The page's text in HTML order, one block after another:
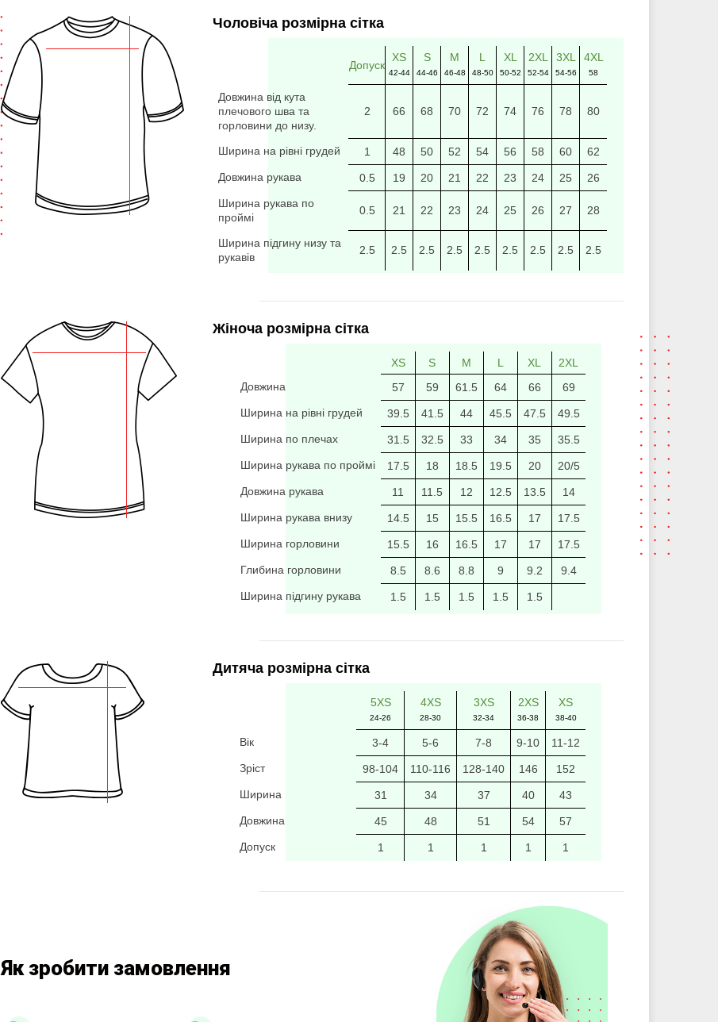
Чоловіча розмірна сітка
Допуск
XS
42-44
S
44-46
M
46-48
L
48-50
XL
50-52
2XL
52-54
3XL
54-56
4XL
58
Довжина від кута
плечового шва та
горловини до низу.
2 66 68 70 72 74 76 78 80
Ширина на рівні грудей 1 48 50 52 54 56 58 60
62
Довжина рукава
0.5 19 20 21 22 23 24 25
26
Ширина рукава по
проймі
0.5 21 22 23 24 25 26 27 28
Ширина підгину низу та
рукавів
2.5 2.5 2.5 2.5 2.5 2.5 2.5 2.5 2.5
Жіноча розмірна сітка
XS S M L XL
2XL
Довжина
57 59 61.5 64 66
69
Ширина на рівні грудей
39.5 41.5 44 45.5 47.5
49.5
Ширина по плечах
31.5 32.5 33 34 35
35.5
Ширина рукава по проймі
17.5 18 18.5 19.5 20
20/5
Довжина рукава
11 11.5 12 12.5 13.5
14
Ширина рукава внизу
14.5 15 15.5 16.5 17
17.5
Ширина горловини
15.5 16 16.5 17 17
17.5
Глибина горловини
8.5 8.6 8.8 9 9.2
9.4
Ширина підгину рукава
1.5 1.5 1.5 1.5 1.5
Дитяча розмірна сітка
5XS
24-26
4XS
28-30
3XS
32-34
2XS
36-38
XS
38-40
Вік 3-4 5-6 7-8 9-10
11-12
Зріст
98-104 110-116 128-140 146
152
Ширина
31 34 37 40
43
Довжина
45 48 51 54
57
Допуск
1 1 1 1 1
Як зробити замовлення